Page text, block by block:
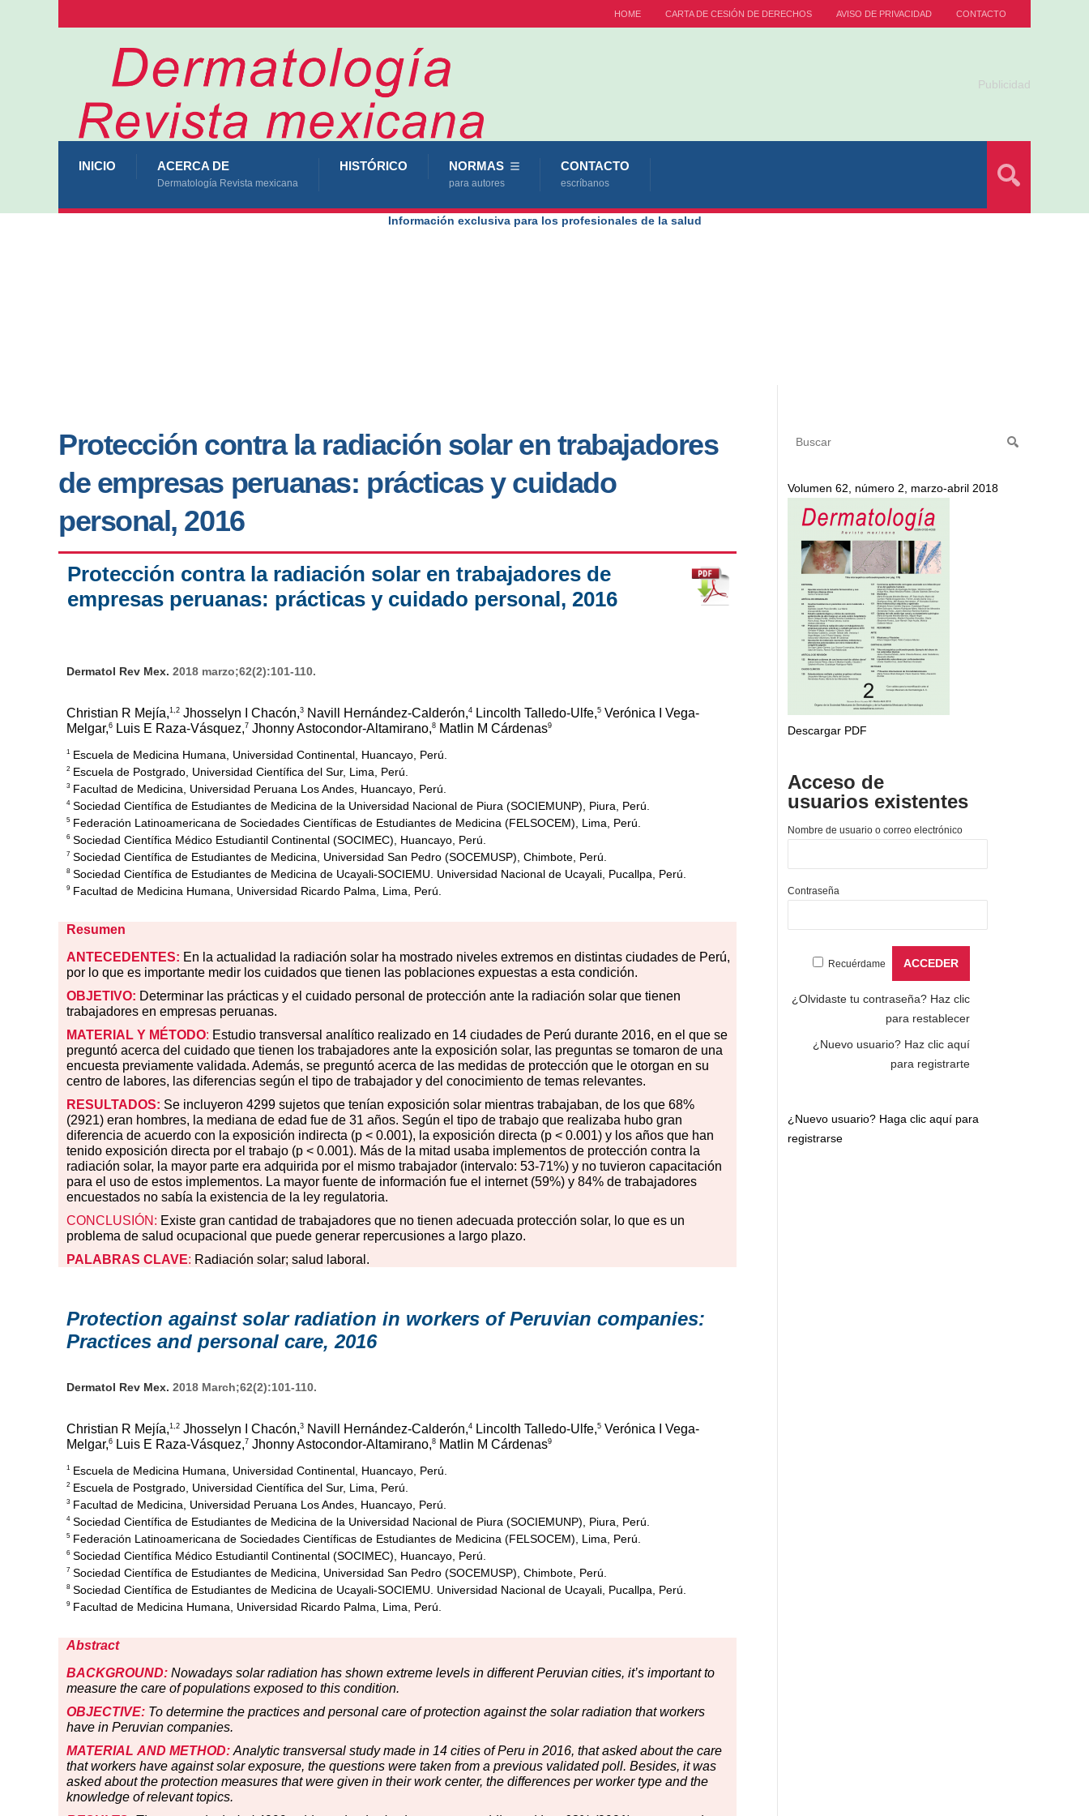
HOME CARTA DE CESIÓN DE DERECHOS AVISO DE PRIVACIDAD CONTACTO
Publicidad
INICIO ACERCA DE
Dermatología Revista mexicana
HISTÓRICO NORMAS
para autores
CONTACTO
escríbanos
Información exclusiva para los profesionales de la salud
Protección contra la radiación solar en trabajadores
de empresas peruanas: prácticas y cuidado
personal, 2016
Protección contra la radiación solar en trabajadores de
empresas peruanas: prácticas y cuidado personal, 2016
Dermatol Rev Mex. 2018 marzo;62(2):101-110.
Christian R Mejía,1,2 Jhosselyn I Chacón,3 Navill Hernández-Calderón,4 Lincolth Talledo-Ulfe,5 Verónica I Vega-
Melgar,6 Luis E Raza-Vásquez,7 Jhonny Astocondor-Altamirano,8 Matlin M Cárdenas9
1 Escuela de Medicina Humana, Universidad Continental, Huancayo, Perú.
2 Escuela de Postgrado, Universidad Científica del Sur, Lima, Perú.
3 Facultad de Medicina, Universidad Peruana Los Andes, Huancayo, Perú.
4Sociedad Científica de Estudiantes de Medicina de la Universidad Nacional de Piura (SOCIEMUNP), Piura, Perú.
5 Federación Latinoamericana de Sociedades Científicas de Estudiantes de Medicina (FELSOCEM), Lima, Perú.
6 Sociedad Científica Médico Estudiantil Continental (SOCIMEC), Huancayo, Perú.
7 Sociedad Científica de Estudiantes de Medicina, Universidad San Pedro (SOCEMUSP), Chimbote, Perú.
8 Sociedad Científica de Estudiantes de Medicina de Ucayali-SOCIEMU. Universidad Nacional de Ucayali, Pucallpa, Perú.
9 Facultad de Medicina Humana, Universidad Ricardo Palma, Lima, Perú.
Resumen
ANTECEDENTES: En la actualidad la radiación solar ha mostrado niveles extremos en distintas ciudades de Perú,
por lo que es importante medir los cuidados que tienen las poblaciones expuestas a esta condición.
OBJETIVO: Determinar las prácticas y el cuidado personal de protección ante la radiación solar que tienen
trabajadores en empresas peruanas.
MATERIAL Y MÉTODO: Estudio transversal analítico realizado en 14 ciudades de Perú durante 2016, en el que se
preguntó acerca del cuidado que tienen los trabajadores ante la exposición solar, las preguntas se tomaron de una
encuesta previamente validada. Además, se preguntó acerca de las medidas de protección que le otorgan en su
centro de labores, las diferencias según el tipo de trabajador y del conocimiento de temas relevantes.
RESULTADOS: Se incluyeron 4299 sujetos que tenían exposición solar mientras trabajaban, de los que 68%
(2921) eran hombres, la mediana de edad fue de 31 años. Según el tipo de trabajo que realizaba hubo gran
diferencia de acuerdo con la exposición indirecta (p < 0.001), la exposición directa (p < 0.001) y los años que han
tenido exposición directa por el trabajo (p < 0.001). Más de la mitad usaba implementos de protección contra la
radiación solar, la mayor parte era adquirida por el mismo trabajador (intervalo: 53-71%) y no tuvieron capacitación
para el uso de estos implementos. La mayor fuente de información fue el internet (59%) y 84% de trabajadores
encuestados no sabía la existencia de la ley regulatoria.
CONCLUSIÓN: Existe gran cantidad de trabajadores que no tienen adecuada protección solar, lo que es un
problema de salud ocupacional que puede generar repercusiones a largo plazo.
PALABRAS CLAVE: Radiación solar; salud laboral.
Protection against solar radiation in workers of Peruvian companies:
Practices and personal care, 2016
Dermatol Rev Mex. 2018 March;62(2):101-110.
Christian R Mejía,1,2 Jhosselyn I Chacón,3 Navill Hernández-Calderón,4 Lincolth Talledo-Ulfe,5 Verónica I Vega-
Melgar,6 Luis E Raza-Vásquez,7 Jhonny Astocondor-Altamirano,8 Matlin M Cárdenas9
1 Escuela de Medicina Humana, Universidad Continental, Huancayo, Perú.
2 Escuela de Postgrado, Universidad Científica del Sur, Lima, Perú.
3 Facultad de Medicina, Universidad Peruana Los Andes, Huancayo, Perú.
4Sociedad Científica de Estudiantes de Medicina de la Universidad Nacional de Piura (SOCIEMUNP), Piura, Perú.
5 Federación Latinoamericana de Sociedades Científicas de Estudiantes de Medicina (FELSOCEM), Lima, Perú.
6 Sociedad Científica Médico Estudiantil Continental (SOCIMEC), Huancayo, Perú.
7 Sociedad Científica de Estudiantes de Medicina, Universidad San Pedro (SOCEMUSP), Chimbote, Perú.
8 Sociedad Científica de Estudiantes de Medicina de Ucayali-SOCIEMU. Universidad Nacional de Ucayali, Pucallpa, Perú.
9 Facultad de Medicina Humana, Universidad Ricardo Palma, Lima, Perú.
Abstract
BACKGROUND: Nowadays solar radiation has shown extreme levels in different Peruvian cities, it’s important to
measure the care of populations exposed to this condition.
OBJECTIVE: To determine the practices and personal care of protection against the solar radiation that workers
have in Peruvian companies.
MATERIAL AND METHOD: Analytic transversal study made in 14 cities of Peru in 2016, that asked about the care
that workers have against solar exposure, the questions were taken from a previous validated poll. Besides, it was
asked about the protection measures that were given in their work center, the differences per worker type and the
knowledge of relevant topics.
Volumen 62, número 2, marzo-abril 2018
Descargar PDF
Acceso de
usuarios existentes
Nombre de usuario o correo electrónico
Contraseña
Recuérdame
¿Olvidaste tu contraseña? Haz clic
para restablecer
¿Nuevo usuario? Haz clic aquí
para registrarte
¿Nuevo usuario? Haga clic aquí para
registrarse